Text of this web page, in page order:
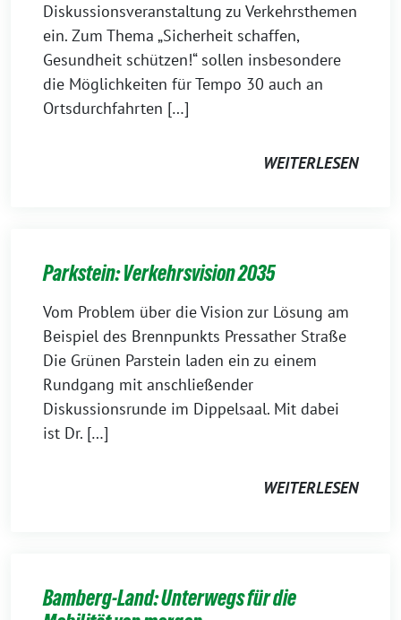
Diskussionsveranstaltung zu Verkehrsthemen
ein. Zum Thema „Sicherheit schaffen,
Gesundheit schützen!“ sollen insbesondere
die Möglichkeiten für Tempo 30 auch an
Ortsdurchfahrten […]
WEITERLESEN
Parkstein: Verkehrsvision 2035
Vom Problem über die Vision zur Lösung am
Beispiel des Brennpunkts Pressather Straße
Die Grünen Parstein laden ein zu einem
Rundgang mit anschließender
Diskussionsrunde im Dippelsaal. Mit dabei
ist Dr. […]
WEITERLESEN
Bamberg-Land: Unterwegs für die